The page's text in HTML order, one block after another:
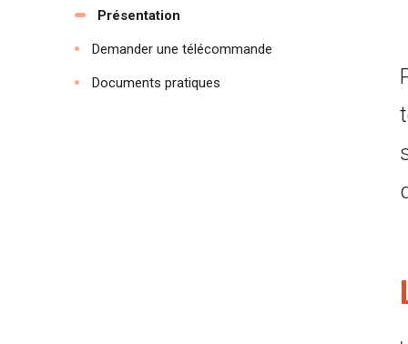
Présentation
Demander une télécommande
Documents pratiques